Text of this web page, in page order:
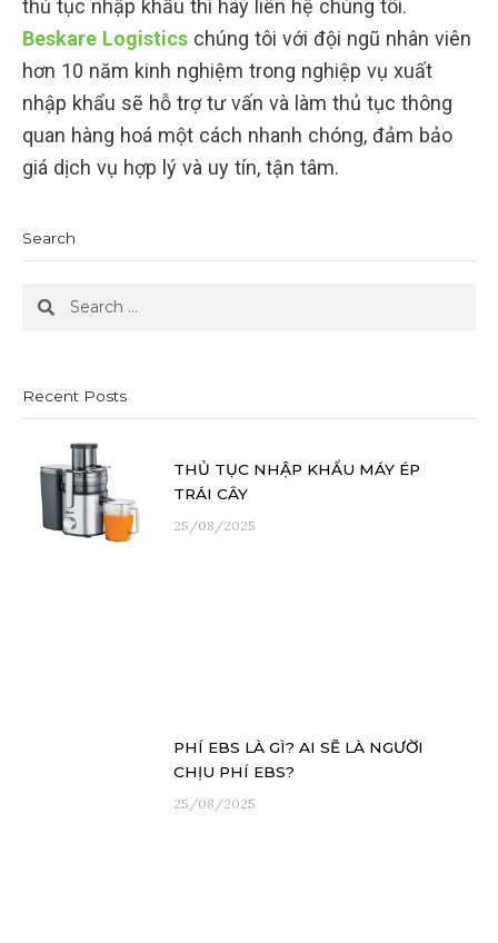
thủ tục nhập khẩu thì hãy liên hệ chúng tôi.
Beskare Logistics chúng tôi với đội ngũ nhân viên
hơn 10 năm kinh nghiệm trong nghiệp vụ xuất
nhập khẩu sẽ hỗ trợ tư vấn và làm thủ tục thông
quan hàng hoá một cách nhanh chóng, đảm bảo
giá dịch vụ hợp lý và uy tín, tận tâm.
Search
SearchSearch
Recent Posts
THỦ TỤC NHẬP KHẨU MÁY ÉP
TRÁI CÂY
25/08/2025
PHÍ EBS LÀ GÌ? AI SẼ LÀ NGƯỜI
CHỊU PHÍ EBS?
25/08/2025